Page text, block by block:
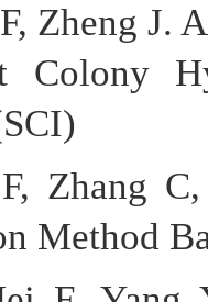
Zheng J.
Colony
Zhang C,
Method